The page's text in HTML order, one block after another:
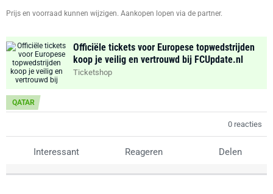
Prijs en voorraad kunnen wijzigen. Aankopen lopen via de partner.
Officiële tickets voor Europese topwedstrijden
koop je veilig en vertrouwd bij FCUpdate.nl
Ticketshop
QATAR
0 reacties
Interessant Reageren Delen